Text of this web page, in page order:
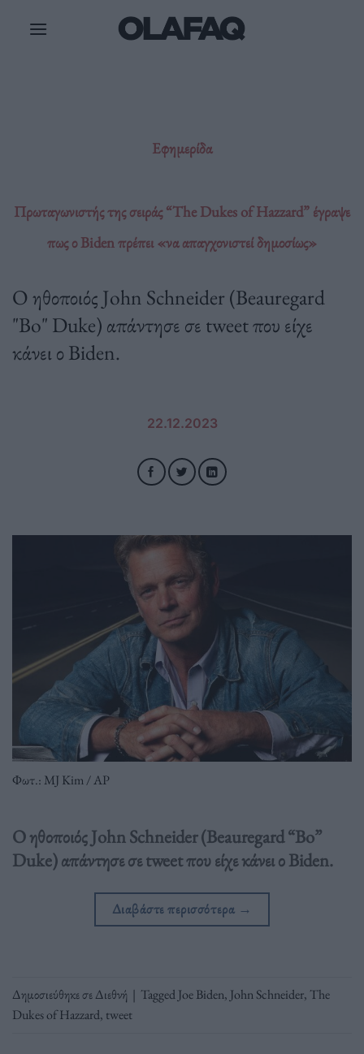
Εφημερίδα
Πρωταγωνιστής της σειράς “The Dukes of Hazzard” έγραψε
πως ο Biden πρέπει «να απαγχονιστεί δημοσίως»
Ο ηθοποιός John Schneider (Beauregard
"Bo" Duke) απάντησε σε tweet που είχε
κάνει ο Biden.
22.12.2023
Φωτ.: MJ Kim / AP
Ο ηθοποιός John Schneider (Beauregard “Bo”
Duke) απάντησε σε tweet που είχε κάνει ο Biden.
Διαβάστε περισσότερα →
Δημοσιεύθηκε σεΔιεθνή | TaggedJoe Biden, John Schneider, The
Dukes of Hazzard, tweet